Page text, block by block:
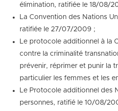
élimination, ratifiée le 18/08/
La Convention des Nations
ratifiée le 27/07/2009 ;
Le protocole additionnel à la
contre la criminalité
prévenir, réprimer et punir la
particulier les femmes et les
Le Protocole additionnel des
personnes, ratifié le 10/08/